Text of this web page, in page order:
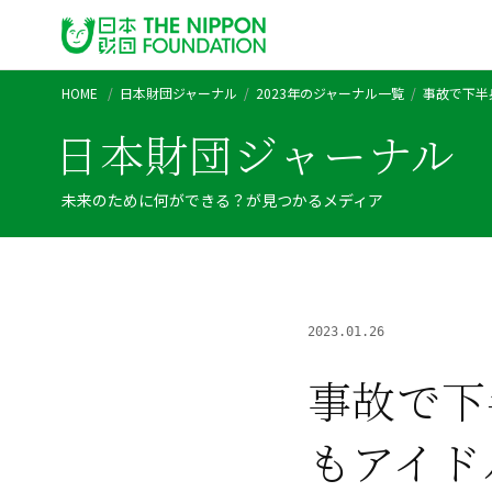
HOME 日本財団ジャーナル 2023年のジャーナル一覧 事故で下半
日本財団ジャーナル
未来のために何ができる？が見つかるメディア
2023.01.26
事故で
もアイ